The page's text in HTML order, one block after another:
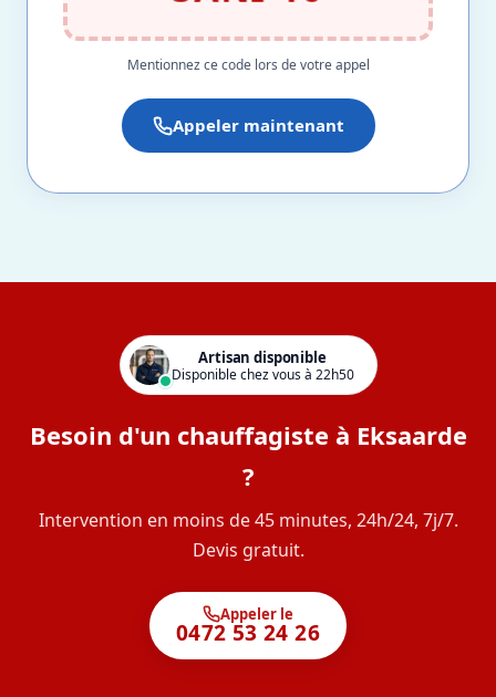
Mentionnez ce code lors de votre appel
Appeler maintenant
Artisan disponible
Disponible chez vous à 22h50
Besoin d'un chauffagiste à Eksaarde
?
Intervention en moins de 45 minutes, 24h/24, 7j/7.
Devis gratuit.
Appeler le
0472 53 24 26